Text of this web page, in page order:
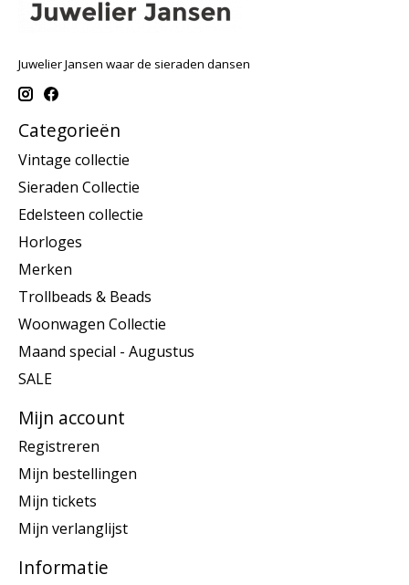
Juwelier Jansen waar de sieraden dansen
Categorieën
Vintage collectie
Sieraden Collectie
Edelsteen collectie
Horloges
Merken
Trollbeads & Beads
Woonwagen Collectie
Maand special - Augustus
SALE
Mijn account
Registreren
Mijn bestellingen
Mijn tickets
Mijn verlanglijst
Informatie